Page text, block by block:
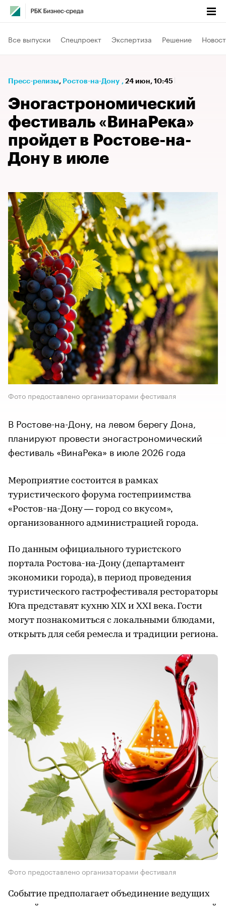
Все выпуски Спецпроект Экспертиза Решение
Пресс-релизы⁠, Ростов-на-Дону , 24 июн, 10:45
Эногастрономический
фестиваль «ВинаРека»
пройдет в Ростове-на-
Дону в июле
Фото предоставлено организаторами фестиваля
В Ростове-на-Дону, на левом берегу Дона,
планируют провести эногастрономический
фестиваль «ВинаРека» в июле 2026 года
Мероприятие состоится в рамках
туристического форума гостеприимства
«Ростов-на-Дону — город со вкусом»,
организованного администрацией города.
По данным официального туристского
портала Ростова-на-Дону (департамент
экономики города), в период проведения
туристического гастрофестиваля рестораторы
Юга представят кухню XIX и XXI века. Гости
могут познакомиться с локальными блюдами,
открыть для себя ремесла и традиции региона.
Фото предоставлено организаторами фестиваля
Событие предполагает объединение ведущих